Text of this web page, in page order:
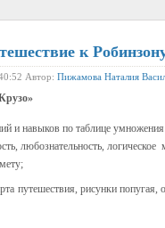
к
Автор: Пижамова Наталия
и навыков по таблице
любознательность,
путешествия, рисунки попугая,